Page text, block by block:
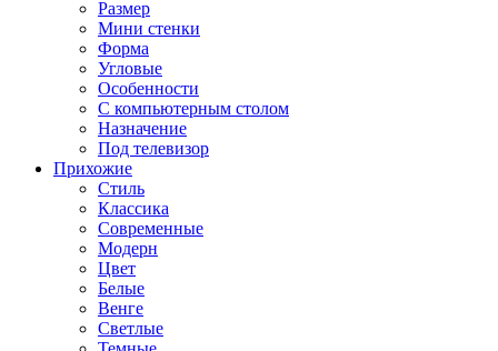
Размер
Мини стенки
Форма
Угловые
Особенности
С компьютерным столом
Назначение
Под телевизор
Прихожие
Стиль
Классика
Современные
Модерн
Цвет
Белые
Венге
Светлые